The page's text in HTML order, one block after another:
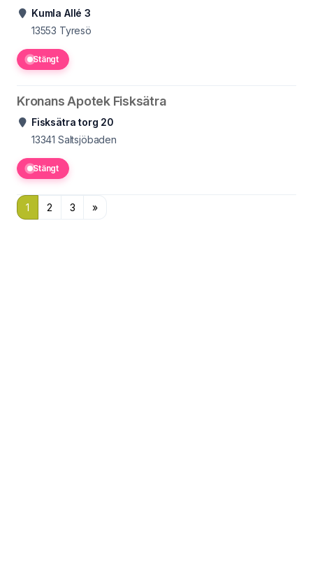
Kumla Allé 3
13553 Tyresö
Stängt
Kronans Apotek Fisksätra
Fisksätra torg 20
13341 Saltsjöbaden
Stängt
1 2 3 »